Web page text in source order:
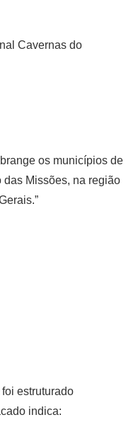
Cavernas do
os municípios de
Missões, na região
foi estruturado
indica: